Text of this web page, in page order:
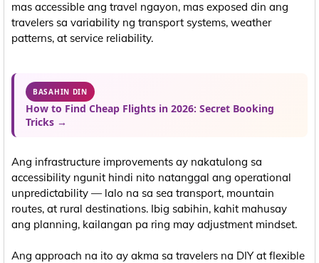
mas accessible ang travel ngayon, mas exposed din ang
travelers sa variability ng transport systems, weather
patterns, at service reliability.
BASAHIN DIN
How to Find Cheap Flights in 2026: Secret Booking
Tricks →
Ang infrastructure improvements ay nakatulong sa
accessibility ngunit hindi nito natanggal ang operational
unpredictability — lalo na sa sea transport, mountain
routes, at rural destinations. Ibig sabihin, kahit mahusay
ang planning, kailangan pa ring may adjustment mindset.
Ang approach na ito ay akma sa travelers na DIY at flexible